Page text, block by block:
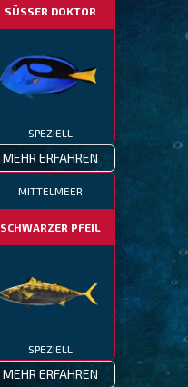
SÜSSER DOKTOR
SPEZIELL
MEHR ERFAHREN
MITTELMEER
SCHWARZER PFEIL
SPEZIELL
MEHR ERFAHREN